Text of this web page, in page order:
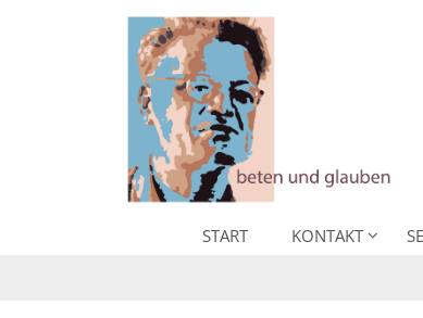
Zum Inhalt springen
START KONTAKT